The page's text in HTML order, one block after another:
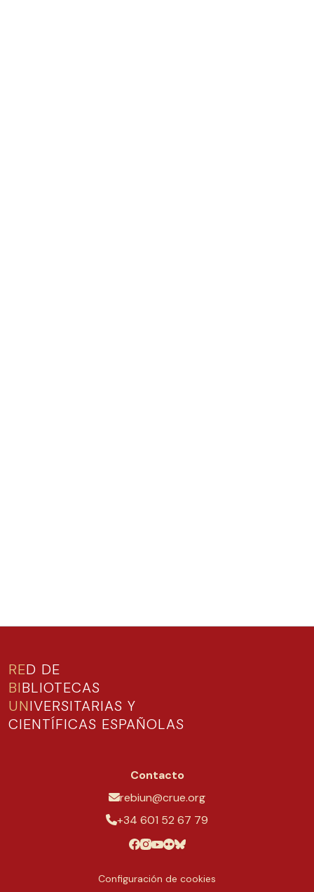
RED DE
BIBLIOTECAS
UNIVERSITARIAS Y
CIENTÍFICAS ESPAÑOLAS
Contacto
rebiun@crue.org
+34 601 52 67 79
Configuración de cookies